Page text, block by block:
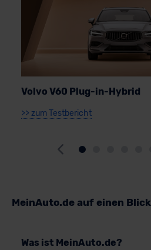
Volvo V60 Plug-in-Hybrid
>> zum Testbericht
MeinAuto.de auf einen Blick
Was ist MeinAuto.de?